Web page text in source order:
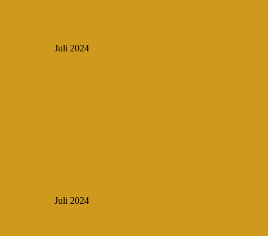
Juli 2024
Juli 2024